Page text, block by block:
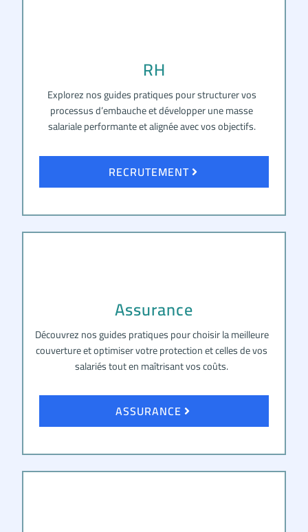
RH
Explorez nos guides pratiques pour structurer vos
processus d’embauche et développer une masse
salariale performante et alignée avec vos objectifs.
RECRUTEMENT
Assurance
Découvrez nos guides pratiques pour choisir la meilleure
couverture et optimiser votre protection et celles de vos
salariés tout en maîtrisant vos coûts.
ASSURANCE